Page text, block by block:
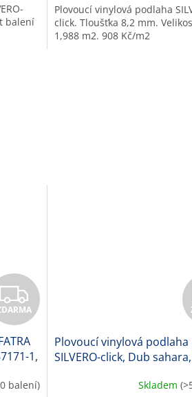
balení
Plovoucí vinylová podlaha
click. Tloušťka 8,2 mm.
1,988 m2. 908 Kč/m2
Z
D
A
R
1,
balení)
Plovoucí vinylová podlaha
SILVERO-click, Dub
Skladem